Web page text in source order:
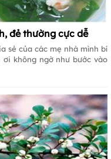
đẻ thường cực dễ
sẻ của các mẹ nhà mình bí
không ngờ như bước vào